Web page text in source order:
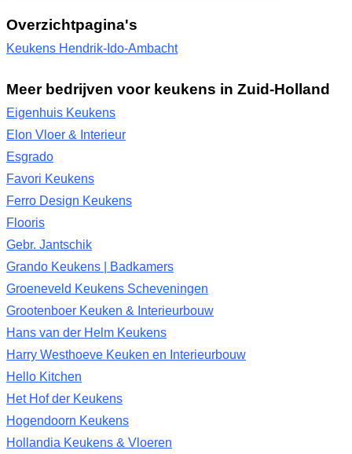
Overzichtpagina's
Keukens Hendrik-Ido-Ambacht
Meer bedrijven voor keukens in Zuid-Holland
Eigenhuis Keukens
Elon Vloer & Interieur
Esgrado
Favori Keukens
Ferro Design Keukens
Flooris
Gebr. Jantschik
Grando Keukens | Badkamers
Groeneveld Keukens Scheveningen
Grootenboer Keuken & Interieurbouw
Hans van der Helm Keukens
Harry Westhoeve Keuken en Interieurbouw
Hello Kitchen
Het Hof der Keukens
Hogendoorn Keukens
Hollandia Keukens & Vloeren